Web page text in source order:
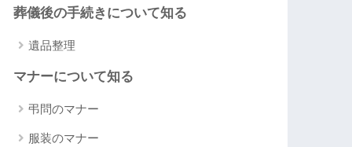
葬儀後の手続きについて知る
遺品整理
マナーについて知る
弔問のマナー
服装のマナー